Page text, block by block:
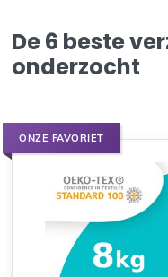
De 6 beste
onderzocht
ONZE FAVORIET